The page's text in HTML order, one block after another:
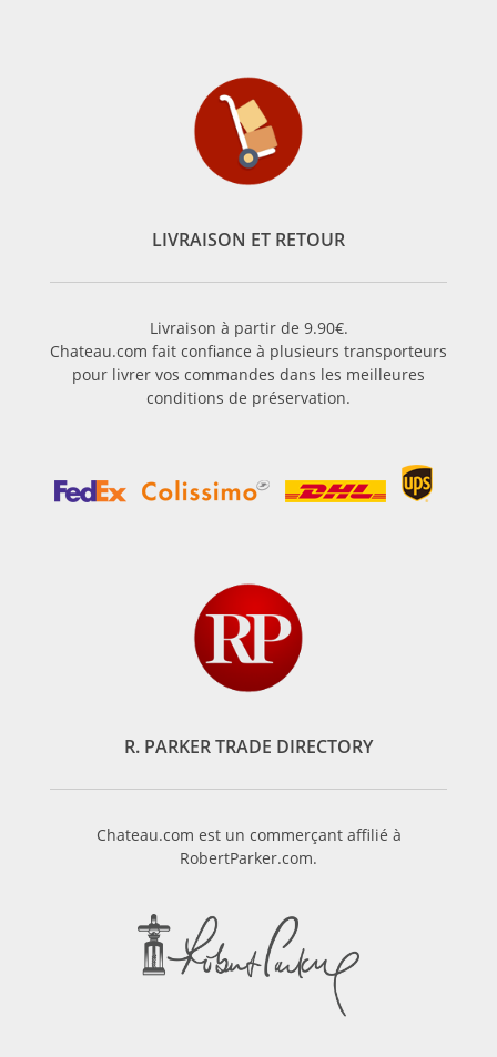
LIVRAISON ET RETOUR
Livraison à partir de 9.90€.
Chateau.com fait confiance à plusieurs transporteurs
pour livrer vos commandes dans les meilleures
conditions de préservation.
R. PARKER TRADE DIRECTORY
Chateau.com est un commerçant affilié à
RobertParker.com.